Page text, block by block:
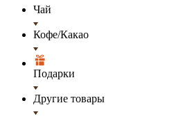
Чай
Кофе/Какао
Подарки
Другие товары